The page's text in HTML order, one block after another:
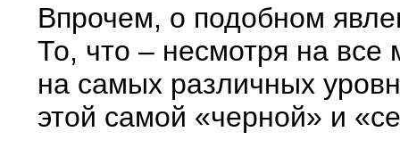
Впрочем, о подобном
То, что – несмотря на все
на самых различных
этой самой «черной» и